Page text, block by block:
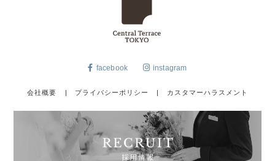
facebook instagram
会社概要 | プライバシーポリシー | カスタマーハラスメント